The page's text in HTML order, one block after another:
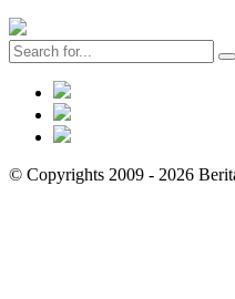
© Copyrights 2009 - 2026